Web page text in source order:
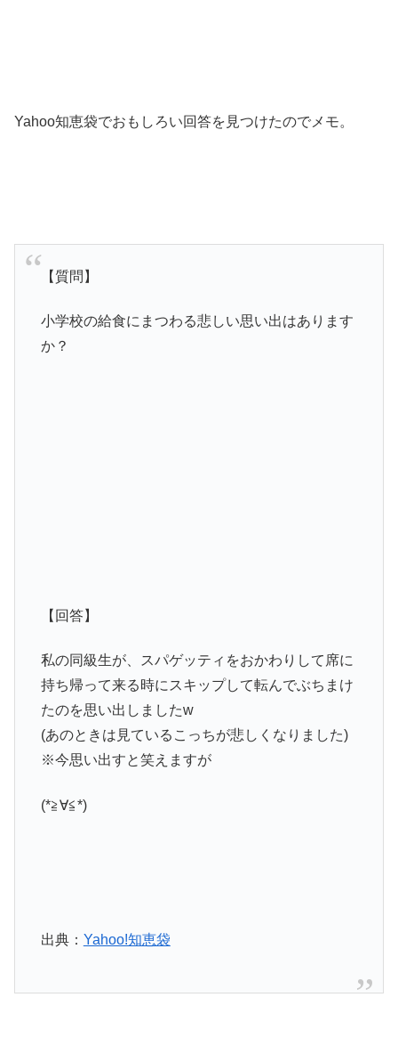
Yahoo知恵袋でおもしろい回答を見つけたのでメモ。
【質問】
小学校の給食にまつわる悲しい思い出はあります
か？
【回答】
私の同級生が、スパゲッティをおかわりして席に
持ち帰って来る時にスキップして転んでぶちまけ
たのを思い出しましたw
(あのときは見ているこっちが悲しくなりました)
※今思い出すと笑えますが
(*≧∀≦*)
出典： Yahoo!知恵袋